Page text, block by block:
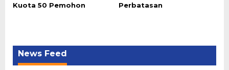
Kuota 50 Pemohon
Perbatasan
News Feed